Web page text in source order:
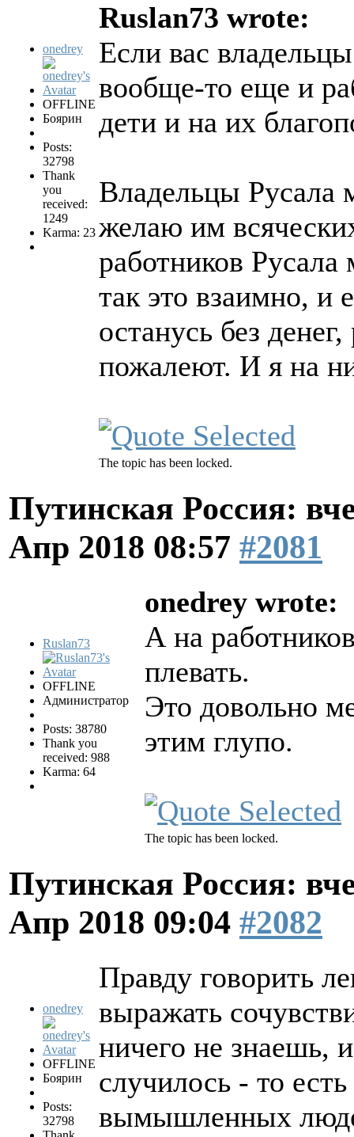
onedrey
OFFLINE
Боярин
Posts:
32798
Thank
you
received:
1249
Karma: 23
Ruslan73 wrote:
Если вас
вообще-то еще и
дети и на их
Владельцы Русала
желаю им
работников
так это взаимно, и
останусь без
пожалеют. И я на
The topic has been locked.
Путинская Россия:
Апр 2018 08:57 #2081
Ruslan73
OFFLINE
Администратор
Posts: 38780
Thank you
received: 988
Karma: 64
onedrey wrote:
А на
плевать.
Это довольно
этим глупо.
The topic has been locked.
Путинская Россия:
Апр 2018 09:04 #2082
onedrey
OFFLINE
Боярин
Posts:
32798
Правду говорить
выражать
ничего не знаешь,
случилось - то
вымышленных